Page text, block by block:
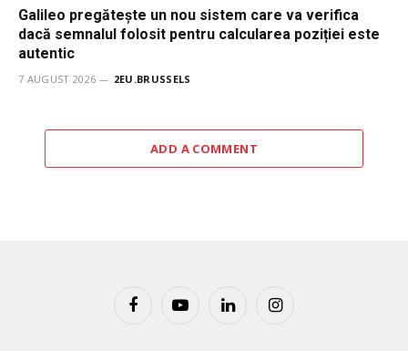
Galileo pregătește un nou sistem care va verifica
dacă semnalul folosit pentru calcularea poziției este
autentic
7 AUGUST 2026 2EU.BRUSSELS
ADD A COMMENT
FacebookYouTubeLinkedInInstagram